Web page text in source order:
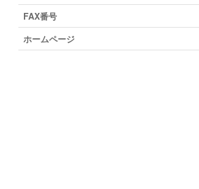
FAX番号
ホームページ